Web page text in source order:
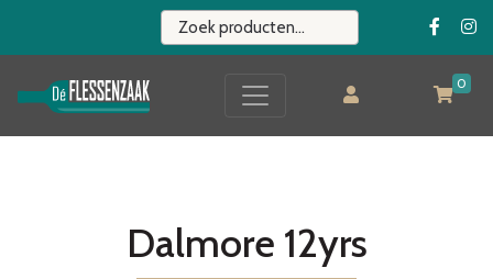
0
Dalmore 12yrs